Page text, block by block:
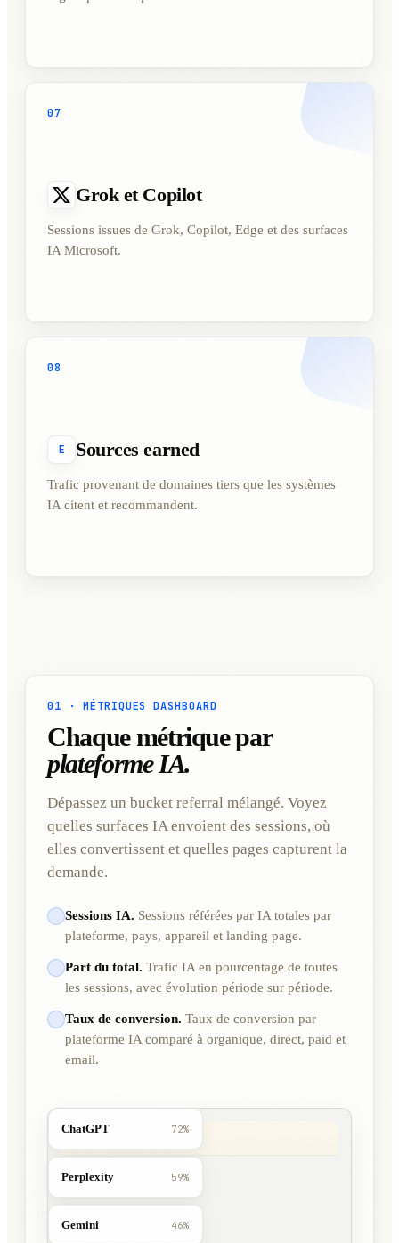
07
Grok et Copilot
Sessions issues de Grok, Copilot, Edge et des surfaces
IA Microsoft.
08
E Sources earned
Trafic provenant de domaines tiers que les systèmes
IA citent et recommandent.
01 · MÉTRIQUES DASHBOARD
Chaque métrique par
plateforme IA.
Dépassez un bucket referral mélangé. Voyez
quelles surfaces IA envoient des sessions, où
elles convertissent et quelles pages capturent la
demande.
Sessions IA. Sessions référées par IA totales par
plateforme, pays, appareil et landing page.
Part du total. Trafic IA en pourcentage de toutes
les sessions, avec évolution période sur période.
Taux de conversion. Taux de conversion par
plateforme IA comparé à organique, direct, paid et
email.
ChatGPT 72%
Perplexity 59%
Gemini 46%